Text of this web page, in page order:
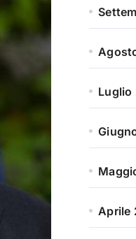
Luglio
Aprile